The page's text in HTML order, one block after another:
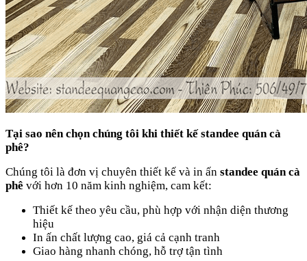
Tại sao nên chọn chúng tôi khi thiết kế standee quán cà
phê?
Chúng tôi là đơn vị chuyên thiết kế và in ấn standee quán cà
phê với hơn 10 năm kinh nghiệm, cam kết:
Thiết kế theo yêu cầu, phù hợp với nhận diện thương
hiệu
In ấn chất lượng cao, giá cả cạnh tranh
Giao hàng nhanh chóng, hỗ trợ tận tình